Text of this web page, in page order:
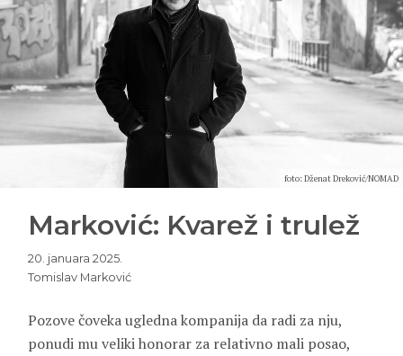
foto: Dženat Dreković/NOMAD
Marković: Kvarež i trulež
20. januara 2025.
Tomislav Marković
Pozove čoveka ugledna kompanija da radi za nju,
ponudi mu veliki honorar za relativno mali posao,